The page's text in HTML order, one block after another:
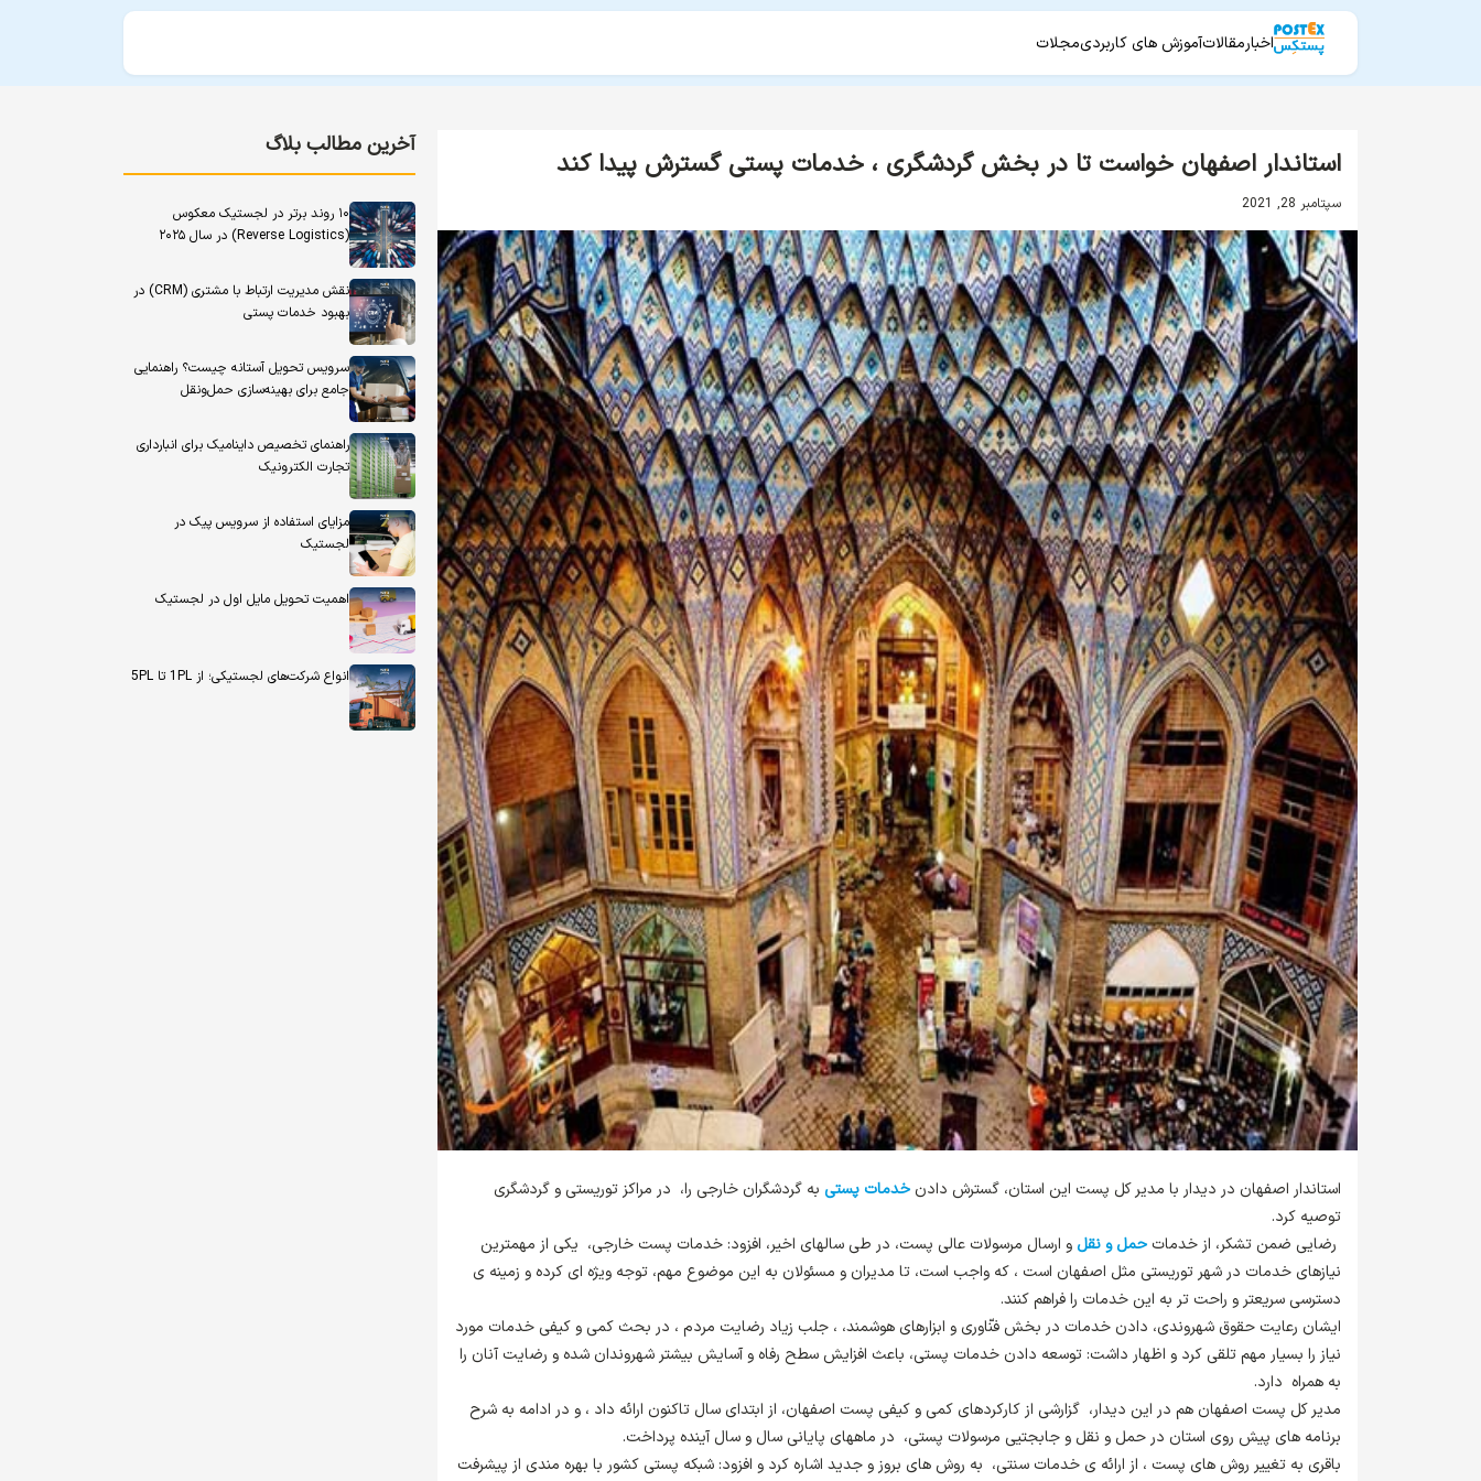
اخبارمقالاتآموزش های کاربردیمجلات
استاندار اصفهان خواست تا در بخش گردشگری ، خدمات پستی گسترش پیدا کند
سپتامبر 28, 2021
استاندار اصفهان در دیدار با مدیر کل پست این استان، گسترش دادن خدمات پستی به گردشگران خارجی را، در مراکز توریستی و گردشگری
توصیه کرد.
رضایی ضمن تشکر، از خدمات حمل و نقلو ارسال مرسولات عالی پست، در طی سالهای اخیر، افزود: خدمات پست خارجی، یکی از مهمترین
نیازهای خدمات در شهر توریستی مثل اصفهان است ، که واجب است، تا مدیران و مسئولان به این موضوع مهم، توجه ویژه ای کرده و زمینه ی
دسترسی سریعتر و راحت تر به این خدمات را فراهم کنند.
ایشان رعایت حقوق شهروندی، دادن خدمات در بخش فنّاوری و ابزارهای هوشمند، ، جلب زیاد رضایت مردم ، در بحث کمی و کیفی خدمات مورد
نیاز را بسیار مهم تلقی کرد و اظهار داشت: توسعه دادن خدمات پستی، باعث افزایش سطح رفاه و آسایش بیشتر شهروندان شده و رضایت آنان را
به همراه دارد.
مدیر کل پست اصفهان هم در این دیدار، گزارشی از کارکردهای کمی و کیفی پست اصفهان، از ابتدای سال تاکنون ارائه داد ، و در ادامه به شرح
برنامه های پیش روی استان در حمل و نقل و جابجتیی مرسولات پستی، در ماههای پایانی سال و سال آینده پرداخت.
باقری به تغییر روش های پست ، از ارائه ی خدمات سنتی، به روش های بروز و جدید اشاره کرد و افزود: شبکه پستی کشور با بهره مندی از پیشرفت
آخرین مطالب بلاگ
۱۰ روند برتر در لجستیک معکوس
(Reverse Logistics) در سال ۲۰۲۵
نقش مدیریت ارتباط با مشتری (CRM) در
بهبود خدمات پستی
سرویس تحویل آستانه چیست؟ راهنمایی
جامع برای بهینه‌سازی حمل‌ونقل
راهنمای تخصیص داینامیک برای انبارداری
تجارت الکترونیک
مزایای استفاده از سرویس پیک در
لجستیک
اهمیت تحویل مایل اول در لجستیک
انواع شرکت‌های لجستیکی؛ از 1PL تا 5PL